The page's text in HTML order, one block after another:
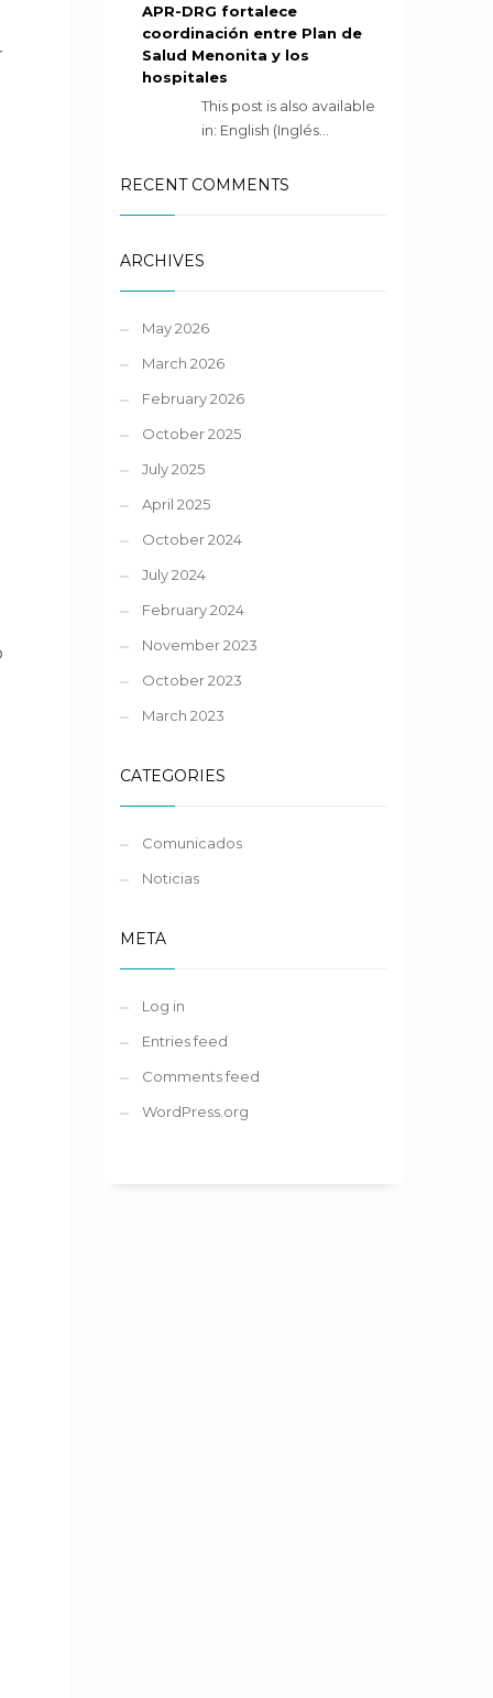
APR-DRG fortalece
coordinación entre Plan de
Salud Menonita y los
hospitales
This post is also available
in: English (Inglés...
RECENT COMMENTS
ARCHIVES
May 2026
March 2026
February 2026
October 2025
July 2025
April 2025
October 2024
July 2024
February 2024
November 2023
October 2023
March 2023
CATEGORIES
Comunicados
Noticias
META
Log in
Entries feed
Comments feed
WordPress.org